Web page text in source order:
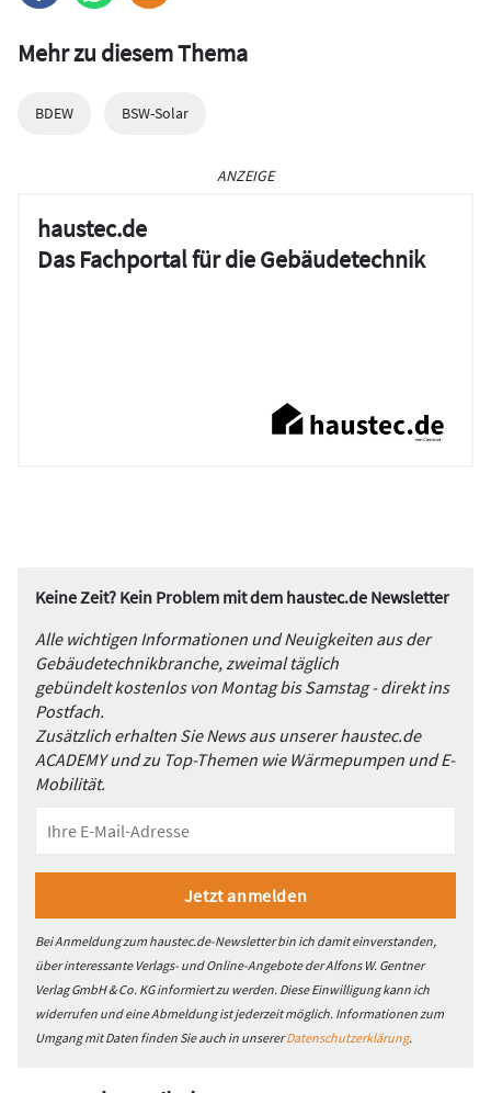
Mehr zu diesem Thema
BDEW BSW-Solar
ANZEIGE
haustec.de
Das Fachportal für die Gebäudetechnik
Keine Zeit? Kein Problem mit dem haustec.de Newsletter
Alle wichtigen Informationen und Neuigkeiten aus der
Gebäudetechnikbranche, zweimal täglich
gebündelt kostenlos von Montag bis Samstag - direkt ins
Postfach.
Zusätzlich erhalten Sie News aus unserer haustec.de
ACADEMY und zu Top-Themen wie Wärmepumpen und E-
Mobilität.
Bei Anmeldung zum haustec.de-Newsletter bin ich damit einverstanden,
über interessante Verlags- und Online-Angebote der Alfons W. Gentner
Verlag GmbH & Co. KG informiert zu werden. Diese Einwilligung kann ich
widerrufen und eine Abmeldung ist jederzeit möglich. Informationen zum
Umgang mit Daten finden Sie auch in unsererDatenschutzerklärung.